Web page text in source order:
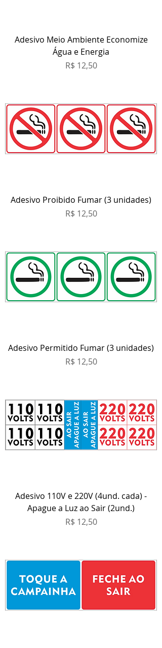
Adesivo Meio Ambiente Economize
Água e Energia
Preço
R$ 12,50
Adesivo Proibido Fumar (3 unidades)
Preço
R$ 12,50
Adesivo Permitido Fumar (3 unidades)
Preço
R$ 12,50
Adesivo 110V e 220V (4und. cada) -
Apague a Luz ao Sair (2und.)
Preço
R$ 12,50